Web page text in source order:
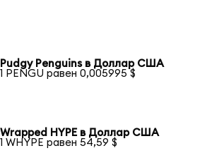
Pudgy Penguins в Доллар США
1 PENGU равен 0,005995 $
Wrapped HYPE в Доллар США
1 WHYPE равен 54,59 $